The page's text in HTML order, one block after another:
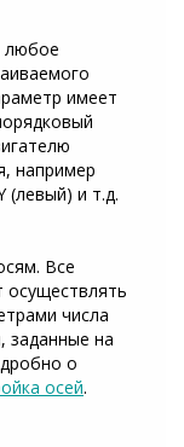
любое
имеет
например
(левый) и т.д.
Все
осуществлять
числа
заданные на
о
осей.